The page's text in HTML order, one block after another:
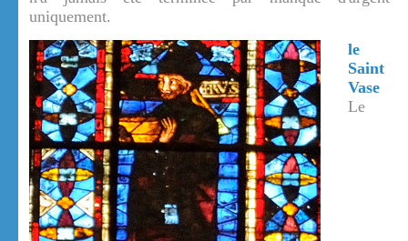
uniquement.
le
Saint
Vase
Le